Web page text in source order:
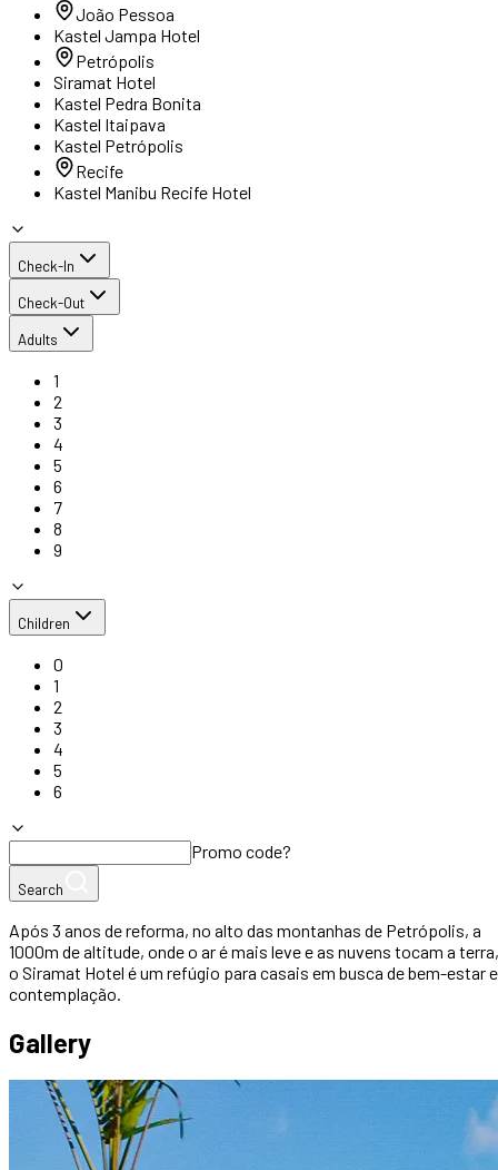
João Pessoa
Kastel Jampa Hotel
Petrópolis
Siramat Hotel
Kastel Pedra Bonita
Kastel Itaipava
Kastel Petrópolis
Recife
Kastel Manibu Recife Hotel
Check-In
Check-Out
Adults
1
2
3
4
5
6
7
8
9
Children
0
1
2
3
4
5
6
Promo code?
Search
Após 3 anos de reforma, no alto das montanhas de Petrópolis, a
1000m de altitude, onde o ar é mais leve e as nuvens tocam a terra,
o Siramat Hotel é um refúgio para casais em busca de bem-estar e
contemplação.
Gallery